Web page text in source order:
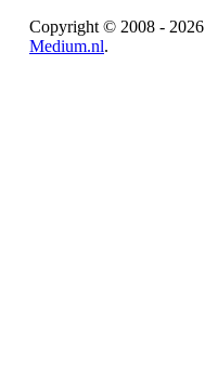
Copyright © 2008 - 2026
Medium.nl.